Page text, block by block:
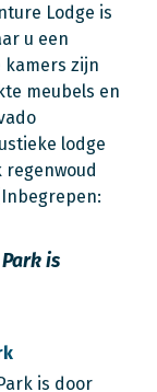
Lodge is
u een
zijn
meubels en
lodge
regenwoud
is
is door